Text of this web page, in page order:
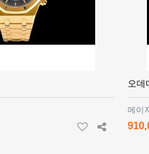
오데
메이